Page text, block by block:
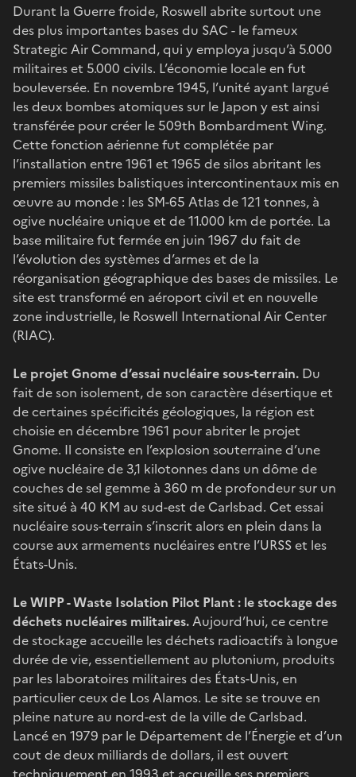
Durant la Guerre froide, Roswell abrite surtout une
des plus importantes bases du SAC - le fameux
Strategic Air Command, qui y employa jusqu’à 5.000
militaires et 5.000 civils. L’économie locale en fut
bouleversée. En novembre 1945, l’unité ayant largué
les deux bombes atomiques sur le Japon y est ainsi
transférée pour créer le 509th Bombardment Wing.
Cette fonction aérienne fut complétée par
l’installation entre 1961 et 1965 de silos abritant les
premiers missiles balistiques intercontinentaux mis en
œuvre au monde : les SM-65 Atlas de 121 tonnes, à
ogive nucléaire unique et de 11.000 km de portée. La
base militaire fut fermée en juin 1967 du fait de
l’évolution des systèmes d’armes et de la
réorganisation géographique des bases de missiles. Le
site est transformé en aéroport civil et en nouvelle
zone industrielle, le Roswell International Air Center
(RIAC).
Le projet Gnome d’essai nucléaire sous-terrain. Du
fait de son isolement, de son caractère désertique et
de certaines spécificités géologiques, la région est
choisie en décembre 1961 pour abriter le projet
Gnome. Il consiste en l’explosion souterraine d’une
ogive nucléaire de 3,1 kilotonnes dans un dôme de
couches de sel gemme à 360 m de profondeur sur un
site situé à 40 KM au sud-est de Carlsbad. Cet essai
nucléaire sous-terrain s’inscrit alors en plein dans la
course aux armements nucléaires entre l’URSS et les
États-Unis.
Le WIPP - Waste Isolation Pilot Plant : le stockage des
déchets nucléaires militaires.Aujourd’hui, ce centre
de stockage accueille les déchets radioactifs à longue
durée de vie, essentiellement au plutonium, produits
par les laboratoires militaires des États-Unis, en
particulier ceux de Los Alamos. Le site se trouve en
pleine nature au nord-est de la ville de Carlsbad.
Lancé en 1979 par le Département de l’Énergie et d’un
cout de deux milliards de dollars, il est ouvert